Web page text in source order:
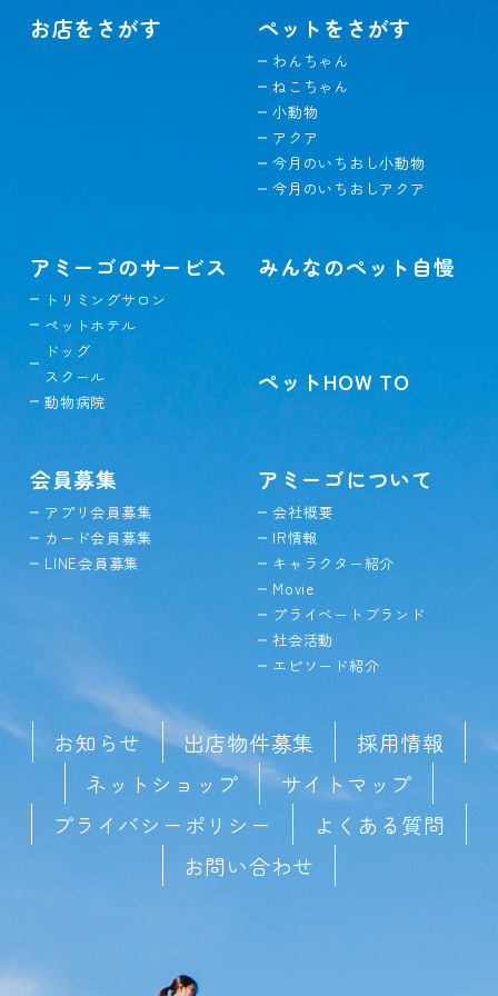
お店をさがす ペットをさがす
わんちゃん
ねこちゃん
小動物
アクア
今月のいちおし小動物
今月のいちおしアクア
アミーゴのサービス
トリミングサロン
ペットホテル
ドッグ
スクール
動物病院
みんなのペット自慢
ペットHOW TO
会員募集
アプリ会員募集
カード会員募集
LINE会員募集
アミーゴについて
会社概要
IR情報
キャラクター紹介
Movie
プライベートブランド
社会活動
エピソード紹介
お知らせ 出店物件募集
採用情報
ネットショップ
サイトマップ
プライバシーポリシー
よくある質問
お問い合わせ